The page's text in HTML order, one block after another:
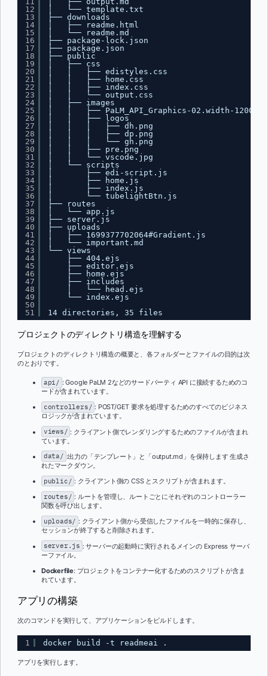
12
13
14
15
16
17
18
19
20
21
22
23
24
25
26
27
28
29
30
31
32
33
34
35
36
37
38
39
40
41
42
43
44
45
46
47
48
49
50
51
│   └── template.txt
├── downloads
│   ├── readme.html
│   └── readme.md
├── package-lock.json
├── package.json
├── public
│   ├── css
│   │   ├── edistyles.css
│   │   ├── home.css
│   │   ├── index.css
│   │   └── output.css
│   ├── images
│   │   ├── PaLM_API_Graphics-02.width-
│   │   ├── logos
│   │   │   ├── dh.png
│   │   │   ├── dp.png
│   │   │   └── gh.png
│   │   ├── pre.png
│   │   └── vscode.jpg
│   └── scripts
│       ├── edi-script.js
│       ├── home.js
│       ├── index.js
│       └── tubelightBtn.js
├── routes
│   └── app.js
├── server.js
├── uploads
│   ├── 1699377702064#Gradient.js
│   └── important.md
└── views
├── 404.ejs
├── editor.ejs
├── home.ejs
├── includes
│   └── head.ejs
└── index.ejs
14 directories, 35 files
プロジェクトのディレクトリ構造を理解する
プロジェクトのディレクトリ構造の概要と、各フォルダーとファイルの目的は次
のとおりです。
api/ : Google PaLM 2などのサードパーティ API に接続するためのコ
ードが含まれています。
controllers/ : POST/GET 要求を処理するためのすべてのビジネス
ロジックが含まれています。
views/ : クライアント側でレンダリングするためのファイルが含まれ
ています。
data/ :出力の「テンプレート」と「output.md」を保持します 生成さ
れたマークダウン。
public/ : クライアント側の CSS とスクリプトが含まれます。
routes/ : ルートを管理し、ルートごとにそれぞれのコントローラー
関数を呼び出します。
uploads/ : クライアント側から受信したファイルを一時的に保存し、
セッションが終了すると削除されます。
server.js : サーバーの起動時に実行されるメインの Express サーバ
ーファイル。
Dockerfile: プロジェクトをコンテナー化するためのスクリプトが含ま
れています。
アプリの構築
次のコマンドを実行して、アプリケーションをビルドします。
1 docker build -t readmeai .
アプリを実行します。